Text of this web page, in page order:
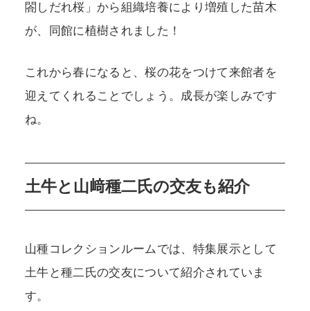
閤しだれ桜」から組織培養により増殖した苗木
が、同館に植樹されました！
これから春になると、桜の花をつけて来館者を
迎えてくれることでしょう。成長が楽しみです
ね。
土牛と山﨑種二氏の交友も紹介
山種コレクションルームでは、特集展示として
土牛と種二氏の交友について紹介されていま
す。